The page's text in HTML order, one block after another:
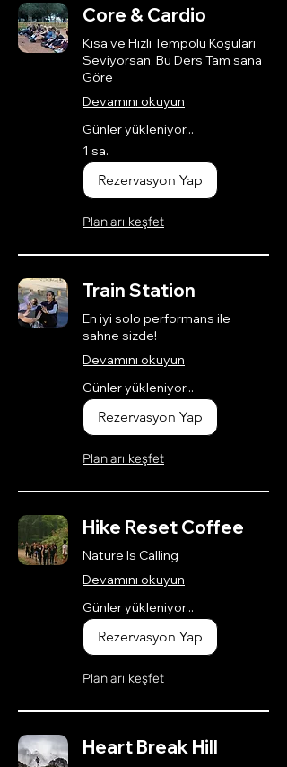
Core & Cardio
Kısa ve Hızlı Tempolu Koşuları
Seviyorsan, Bu Ders Tam sana
Göre
Devamını okuyun
Günler yükleniyor...
1 sa.
Rezervasyon Yap
Planları keşfet
Train Station
En iyi solo performans ile
sahne sizde!
Devamını okuyun
Günler yükleniyor...
Rezervasyon Yap
Planları keşfet
Hike Reset Coffee
Nature Is Calling
Devamını okuyun
Günler yükleniyor...
Rezervasyon Yap
Planları keşfet
Heart Break Hill